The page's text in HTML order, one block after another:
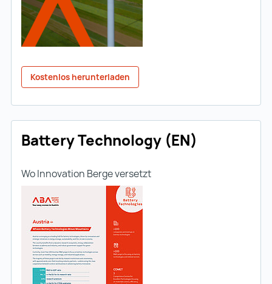
Kostenlos herunterladen
Battery Technology (EN)
Wo Innovation Berge versetzt